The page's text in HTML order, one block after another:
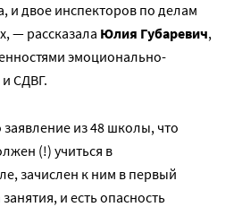
и двое инспекторов по делам
— рассказала Юлия Губаревич,
эмоционально-
СДВГ.
из 48 школы, что
(!) учиться в
зачислен к ним в первый
и есть опасность